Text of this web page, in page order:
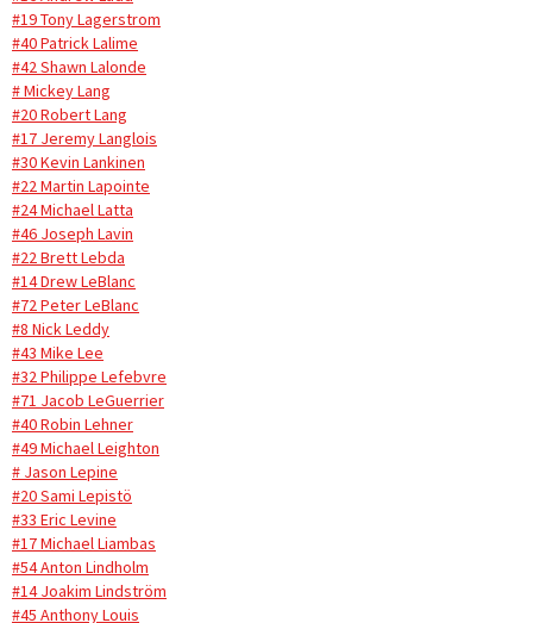
#19 Tony Lagerstrom
#40 Patrick Lalime
#42 Shawn Lalonde
# Mickey Lang
#20 Robert Lang
#17 Jeremy Langlois
#30 Kevin Lankinen
#22 Martin Lapointe
#24 Michael Latta
#46 Joseph Lavin
#22 Brett Lebda
#14 Drew LeBlanc
#72 Peter LeBlanc
#8 Nick Leddy
#43 Mike Lee
#32 Philippe Lefebvre
#71 Jacob LeGuerrier
#40 Robin Lehner
#49 Michael Leighton
# Jason Lepine
#20 Sami Lepistö
#33 Eric Levine
#17 Michael Liambas
#54 Anton Lindholm
#14 Joakim Lindström
#45 Anthony Louis